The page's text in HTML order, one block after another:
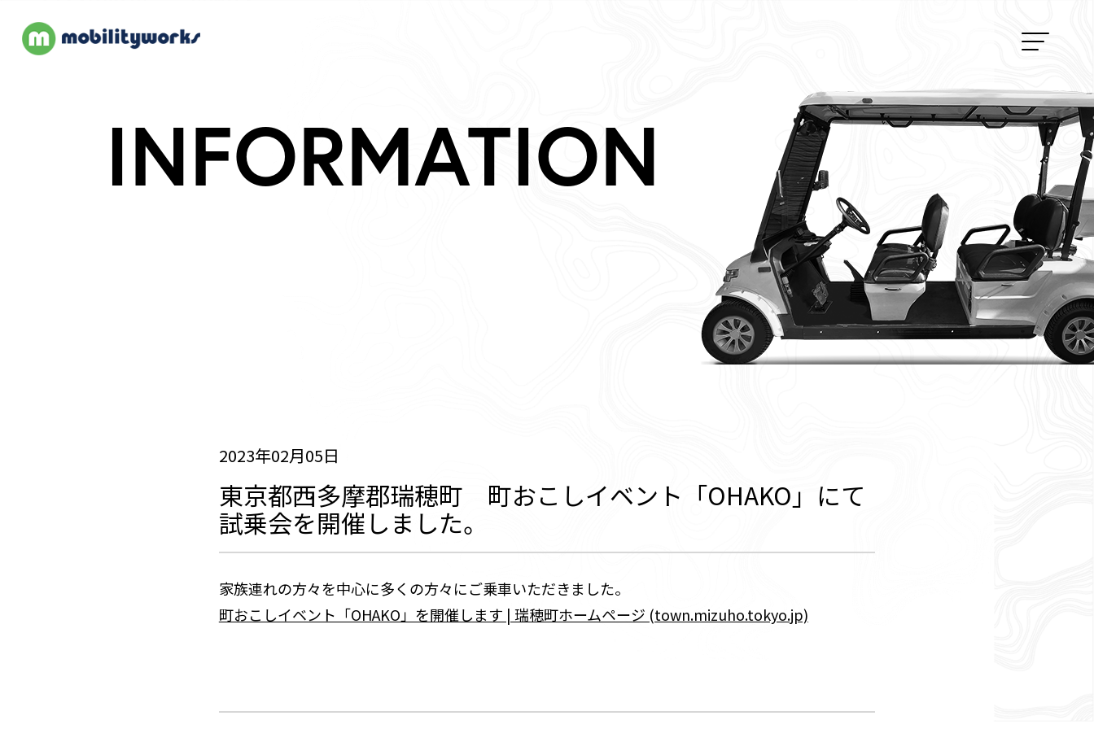
INFORMATION
2023年02月05日
東京都西多摩郡瑞穂町 町おこしイベント「OHAKO」にて
試乗会を開催しました。
家族連れの方々を中心に多くの方々にご乗車いただきました。
町おこしイベント「OHAKO」を開催します | 瑞穂町ホームページ (town.mizuho.tokyo.jp)